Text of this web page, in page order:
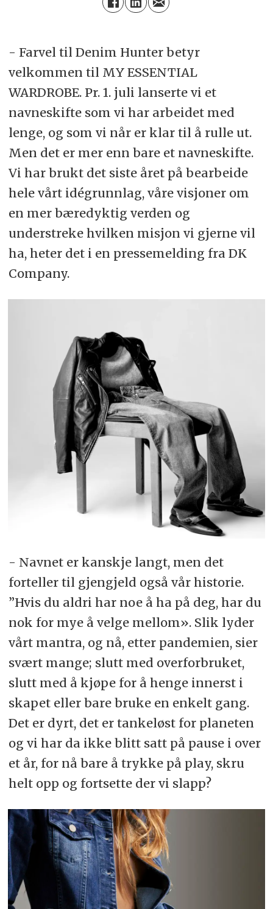
- Farvel til Denim Hunter betyr
velkommen til MY ESSENTIAL
WARDROBE. Pr. 1. juli lanserte vi et
navneskifte som vi har arbeidet med
lenge, og som vi når er klar til å rulle ut.
Men det er mer enn bare et navneskifte.
Vi har brukt det siste året på bearbeide
hele vårt idégrunnlag, våre visjoner om
en mer bæredyktig verden og
understreke hvilken misjon vi gjerne vil
ha, heter det i en pressemelding fra DK
Company.
- Navnet er kanskje langt, men det
forteller til gjengjeld også vår historie.
”Hvis du aldri har noe å ha på deg, har du
nok for mye å velge mellom». Slik lyder
vårt mantra, og nå, etter pandemien, sier
svært mange; slutt med overforbruket,
slutt med å kjøpe for å henge innerst i
skapet eller bare bruke en enkelt gang.
Det er dyrt, det er tankeløst for planeten
og vi har da ikke blitt satt på pause i over
et år, for nå bare å trykke på play, skru
helt opp og fortsette der vi slapp?